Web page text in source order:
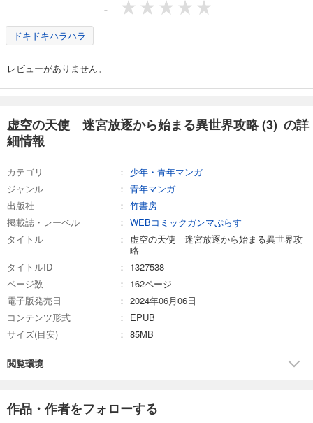
-
ドキドキハラハラ
レビューがありません。
虚空の天使 迷宮放逐から始まる異世界攻略 (3) の詳
細情報
カテゴリ
少年・青年マンガ
ジャンル
青年マンガ
出版社
竹書房
掲載誌・レーベル
WEBコミックガンマぷらす
タイトル
虚空の天使 迷宮放逐から始まる異世界攻
略
タイトルID
1327538
ページ数
162ページ
電子版発売日
2024年06月06日
コンテンツ形式
EPUB
サイズ(目安)
85MB
閲覧環境
作品・作者をフォローする